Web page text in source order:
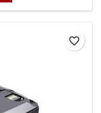
favorite_border